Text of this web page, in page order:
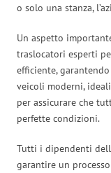
o solo una stanza,
Un aspetto
traslocatori esperti
efficiente,
veicoli moderni,
per assicurare che
perfette condizioni.
Tutti i dipendenti
garantire un